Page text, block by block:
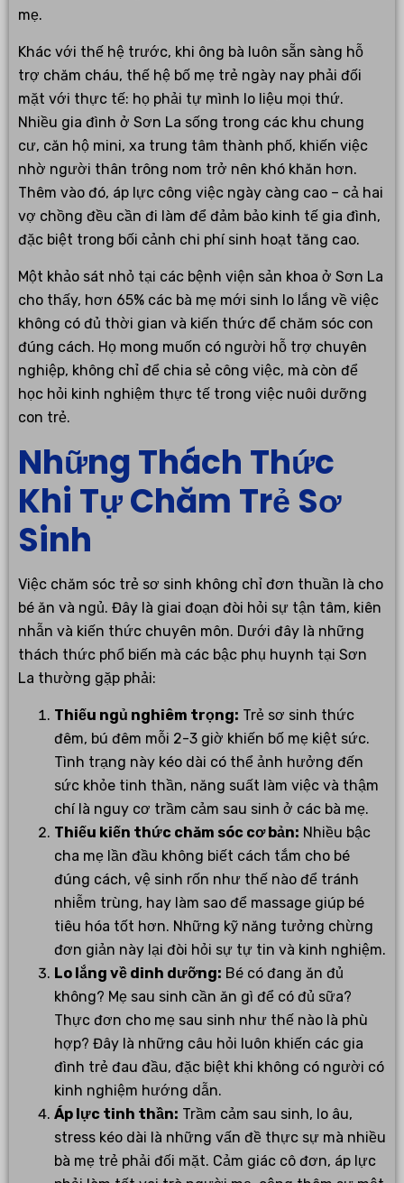
mẹ.
Khác với thế hệ trước, khi ông bà luôn sẵn sàng hỗ
trợ chăm cháu, thế hệ bố mẹ trẻ ngày nay phải đối
mặt với thực tế: họ phải tự mình lo liệu mọi thứ.
Nhiều gia đình ở Sơn La sống trong các khu chung
cư, căn hộ mini, xa trung tâm thành phố, khiến việc
nhờ người thân trông nom trở nên khó khăn hơn.
Thêm vào đó, áp lực công việc ngày càng cao – cả hai
vợ chồng đều cần đi làm để đảm bảo kinh tế gia đình,
đặc biệt trong bối cảnh chi phí sinh hoạt tăng cao.
Một khảo sát nhỏ tại các bệnh viện sản khoa ở Sơn La
cho thấy, hơn 65% các bà mẹ mới sinh lo lắng về việc
không có đủ thời gian và kiến thức để chăm sóc con
đúng cách. Họ mong muốn có người hỗ trợ chuyên
nghiệp, không chỉ để chia sẻ công việc, mà còn để
học hỏi kinh nghiệm thực tế trong việc nuôi dưỡng
con trẻ.
Những Thách Thức
Khi Tự Chăm Trẻ Sơ
Sinh
Việc chăm sóc trẻ sơ sinh không chỉ đơn thuần là cho
bé ăn và ngủ. Đây là giai đoạn đòi hỏi sự tận tâm, kiên
nhẫn và kiến thức chuyên môn. Dưới đây là những
thách thức phổ biến mà các bậc phụ huynh tại Sơn
La thường gặp phải:
Thiếu ngủ nghiêm trọng: Trẻ sơ sinh thức
đêm, bú đêm mỗi 2-3 giờ khiến bố mẹ kiệt sức.
Tình trạng này kéo dài có thể ảnh hưởng đến
sức khỏe tinh thần, năng suất làm việc và thậm
chí là nguy cơ trầm cảm sau sinh ở các bà mẹ.
Thiếu kiến thức chăm sóc cơ bản: Nhiều bậc
cha mẹ lần đầu không biết cách tắm cho bé
đúng cách, vệ sinh rốn như thế nào để tránh
nhiễm trùng, hay làm sao để massage giúp bé
tiêu hóa tốt hơn. Những kỹ năng tưởng chừng
đơn giản này lại đòi hỏi sự tự tin và kinh nghiệm.
Lo lắng về dinh dưỡng: Bé có đang ăn đủ
không? Mẹ sau sinh cần ăn gì để có đủ sữa?
Thực đơn cho mẹ sau sinh như thế nào là phù
hợp? Đây là những câu hỏi luôn khiến các gia
đình trẻ đau đầu, đặc biệt khi không có người có
kinh nghiệm hướng dẫn.
Áp lực tinh thần: Trầm cảm sau sinh, lo âu,
stress kéo dài là những vấn đề thực sự mà nhiều
bà mẹ trẻ phải đối mặt. Cảm giác cô đơn, áp lực